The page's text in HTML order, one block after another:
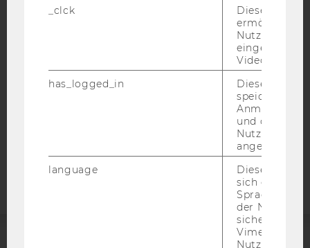
BARRIEREFREIHEITSERKLÄRUNG WEBSEITE
DATENSCHUTZERKLÄRUNG SOCIAL MEDIA
DATENSCHUTZERKLÄRUNG
STUDIENBEWERBER*INNEN UND STUDIERENDE
Barrierefreiheitserklärung
Webseite
_clck
Dieses Cookie
ermöglicht
Nutzung des
Video Players
has_logged_in
Dieses Cookie
speichert
und ob sich
Nutzer*in
angemeldet
language
Dieses
sich die
der
Vimeo in der
Nutzer